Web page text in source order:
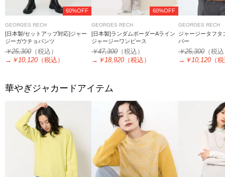
60%OFF
GEORGES RECH
[日本製/セットアップ対応]ジャー
ジーガウチョパンツ
￥25,300 （税込）
→ ￥10,120 （税込）
60%OFF
GEORGES RECH
[日本製]ランダムボーダーAライン
ジャージーワンピース
￥47,300（税込）
→ ￥18,920 （税込）
GEORGES RECH
ジャージータフタ
バー
￥25,300（税
→ ￥10,120（
華やぎジャカードアイテム